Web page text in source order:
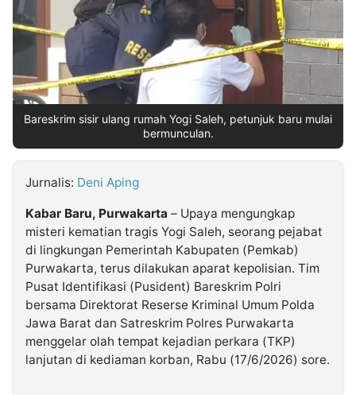
Insight
NTB
Suara
Time
Lens
IDN
Daily
Jogja
Jalan
Rakyat
Idealita
News
Kita
Notice
Dinamikapost.com
Radar
Baru
Seedbacklink
Kabarbaru
Kabarbaru.co
2026
Bareskrim sisir ulang rumah Yogi Saleh, petunjuk baru mulai
bermunculan.
Jurnalis: Deni Aping
Kabar Baru, Purwakarta – Upaya mengungkap
misteri kematian tragis Yogi Saleh, seorang pejabat
di lingkungan Pemerintah Kabupaten (Pemkab)
Purwakarta, terus dilakukan aparat kepolisian. Tim
Pusat Identifikasi (Pusident) Bareskrim Polri
bersama Direktorat Reserse Kriminal Umum Polda
Jawa Barat dan Satreskrim Polres Purwakarta
menggelar olah tempat kejadian perkara (TKP)
lanjutan di kediaman korban, Rabu (17/6/2026) sore.